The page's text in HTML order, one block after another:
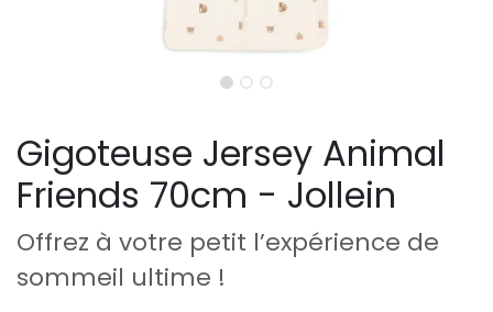
Gigoteuse Jersey Animal
Friends 70cm - Jollein
Offrez à votre petit l’expérience de
sommeil ultime !